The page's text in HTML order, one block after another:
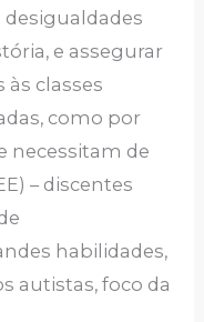
e assegurar
classes
como por
necessitam de
– discentes
habilidades,
autistas, foco da